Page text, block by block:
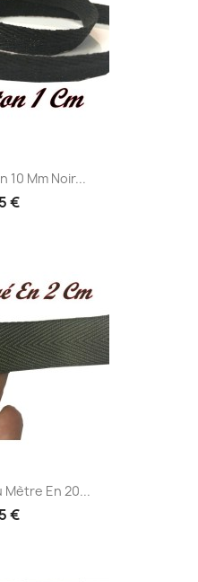
10 Mm Noir...
€
Mètre En 20...
€